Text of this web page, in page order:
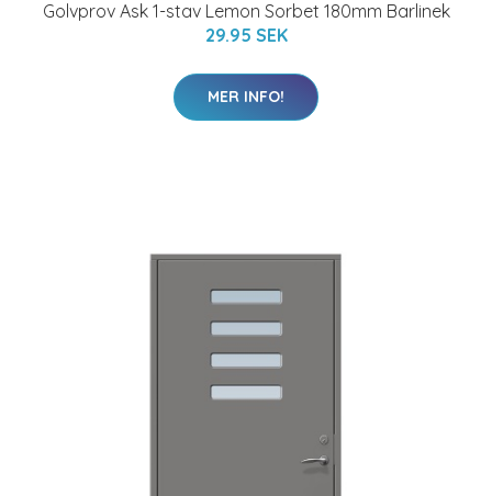
Golvprov Ask 1-stav Lemon Sorbet 180mm Barlinek
29.95 SEK
MER INFO!